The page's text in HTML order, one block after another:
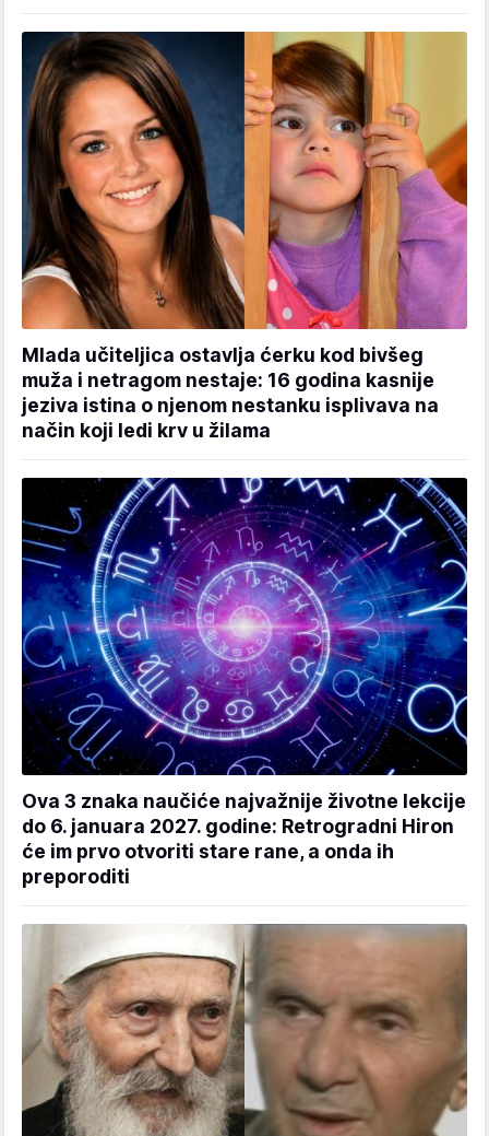
Mlada učiteljica ostavlja ćerku kod bivšeg
muža i netragom nestaje: 16 godina kasnije
jeziva istina o njenom nestanku isplivava na
način koji ledi krv u žilama
Ova 3 znaka naučiće najvažnije životne lekcije
do 6. januara 2027. godine: Retrogradni Hiron
će im prvo otvoriti stare rane, a onda ih
preporoditi